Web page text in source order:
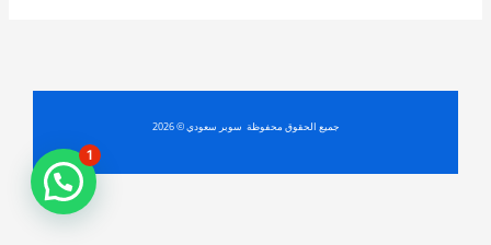
جميع الحقوق محفوظة سوبر سعودي © 2026
1